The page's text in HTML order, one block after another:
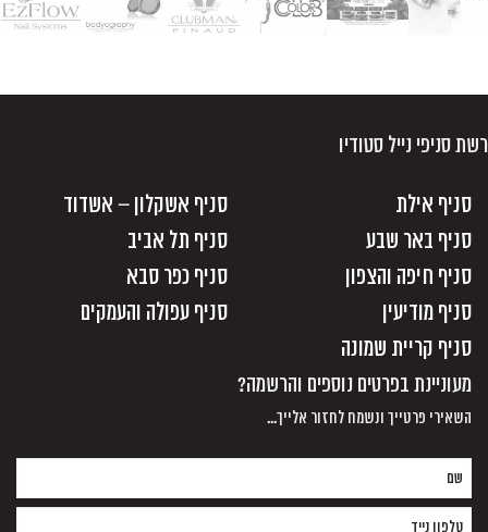
רשת סניפי נייל סטודיו
סניף אילת
סניף אשקלון – אשדוד
סניף באר שבע
סניף תל אביב
סניף חיפה והצפון
סניף כפר סבא
סניף מודיעין
סניף עפולה והעמקים
סניף קריית שמונה
מעוניינת בפרטים נוספים והרשמה?
השאירי פרטייך ונשמח לחזור אלייך...